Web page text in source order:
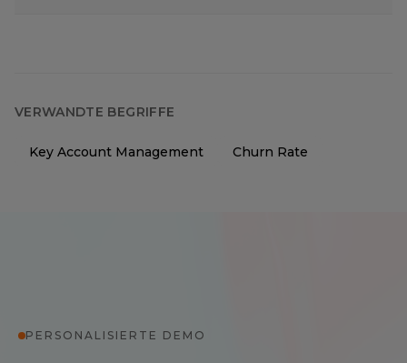
VERWANDTE BEGRIFFE
Key Account Management Churn Rate
PERSONALISIERTE DEMO